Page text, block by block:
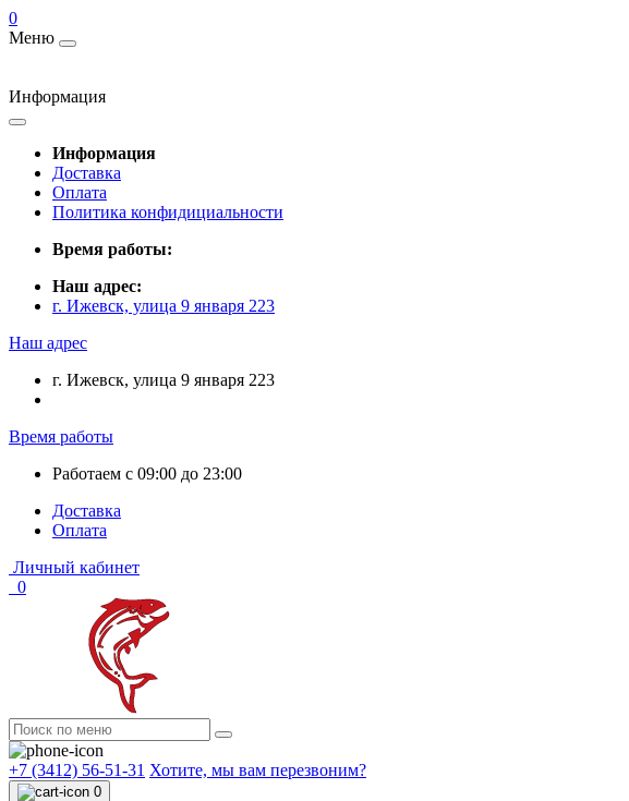
0
Меню
Информация
Информация
Доставка
Оплата
Политика конфидициальности
Время работы:
Наш адрес:
г. Ижевск, улица 9 января 223
Наш адрес
г. Ижевск, улица 9 января 223
Время работы
Работаем с 09:00 до 23:00
Доставка
Оплата
Личный кабинет
0
+7 (3412) 56-51-31 Хотите, мы вам перезвоним?
0